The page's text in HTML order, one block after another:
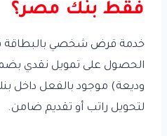
فقط بنك مصر؟
خدمة قرض شخصي بالبطاقة
الحصول على تمويل نقدي
وديعة) موجود بالفعل داخل
لتحويل راتب أو تقديم ضامن.